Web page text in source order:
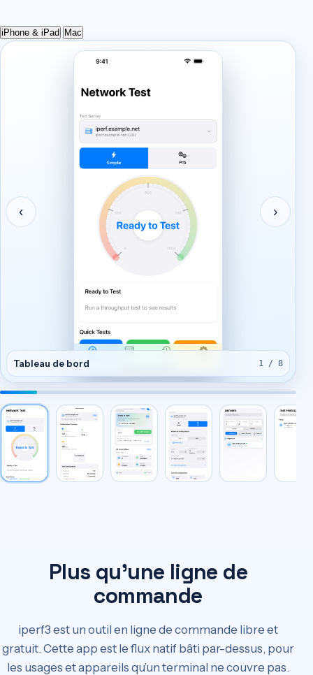
iPhone & iPad Mac
‹ ›
Tableau de bord 1 / 8
Plus qu’une ligne de
commande
iperf3 est un outil en ligne de commande libre et
gratuit. Cette app est le flux natif bâti par-dessus, pour
les usages et appareils qu’un terminal ne couvre pas.